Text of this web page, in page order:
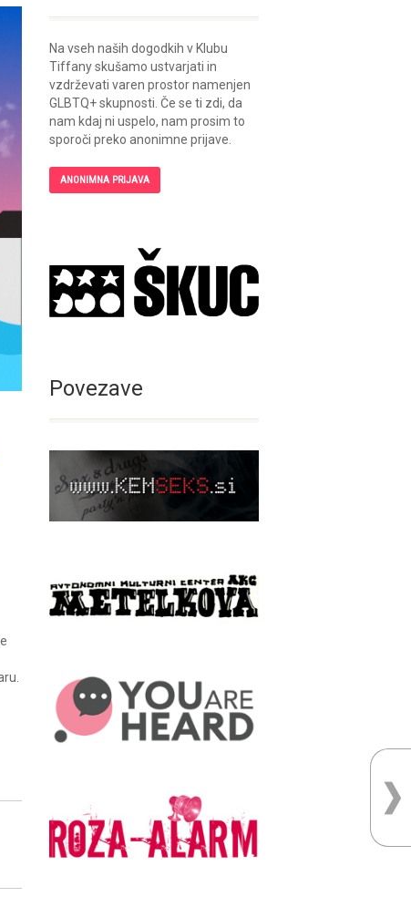
Na vseh naših dogodkih v Klubu
Tiffany skušamo ustvarjati in
vzdrževati varen prostor namenjen
GLBTQ+ skupnosti. Če se ti zdi, da
nam kdaj ni uspelo, nam prosim to
sporoči preko anonimne prijave.
ANONIMNA PRIJAVA
Povezave